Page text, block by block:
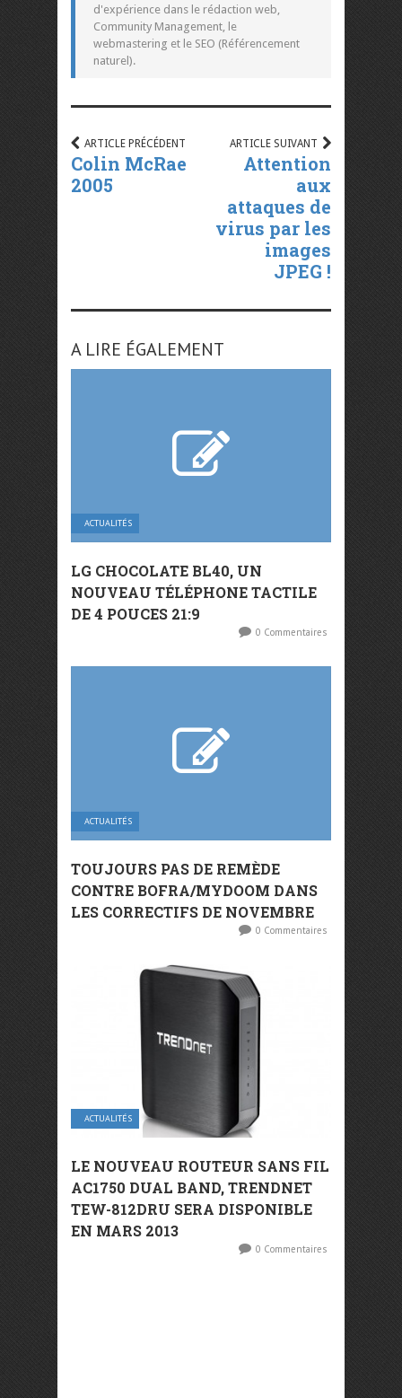
d'expérience dans le rédaction web,
Community Management, le
webmastering et le SEO (Référencement
naturel).
ARTICLE PRÉCÉDENT
Colin McRae
2005
ARTICLE SUIVANT
Attention
aux
attaques de
virus par les
images
JPEG !
A LIRE ÉGALEMENT
ACTUALITÉS
LG CHOCOLATE BL40, UN
NOUVEAU TÉLÉPHONE TACTILE
DE 4 POUCES 21:9
0 Commentaires
ACTUALITÉS
TOUJOURS PAS DE REMÈDE
CONTRE BOFRA/MYDOOM DANS
LES CORRECTIFS DE NOVEMBRE
0 Commentaires
ACTUALITÉS
LE NOUVEAU ROUTEUR SANS FIL
AC1750 DUAL BAND, TRENDNET
TEW-812DRU SERA DISPONIBLE
EN MARS 2013
0 Commentaires